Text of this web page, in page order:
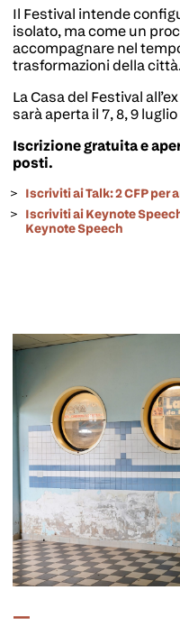
Il Festival intende
isolato, ma come un
accompagnare nel
trasformazioni della
La Casa del Festival
sarà aperta il 7, 8, 9
Iscrizione gratuita e
posti.
Iscriviti ai Talk: 2 CFP per
Iscriviti ai Keynote
Keynote Speech